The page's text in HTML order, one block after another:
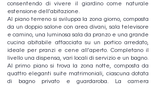
consentendo di vivere il giardino come naturale
estensione dell’abitazione.
Al piano terreno si sviluppa la zona giorno, composta
da un doppio salone con area divani, sala televisore
e camino, una luminosa sala da pranzo e una grande
cucina abitabile affacciata su un portico arredato,
ideale per pranzi e cene all’aperto. Completano il
livello una dispensa, vari locali di servizio e un bagno.
Al primo piano si trova la zona notte, composta da
quattro eleganti suite matrimoniali, ciascuna dotata
di bagno privato e guardaroba. La camera